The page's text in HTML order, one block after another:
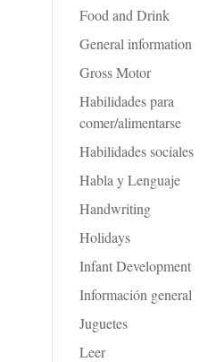
Food and Drink
General information
Gross Motor
Habilidades para
comer/alimentarse
Habilidades sociales
Habla y Lenguaje
Handwriting
Holidays
Infant Development
Información general
Juguetes
Leer